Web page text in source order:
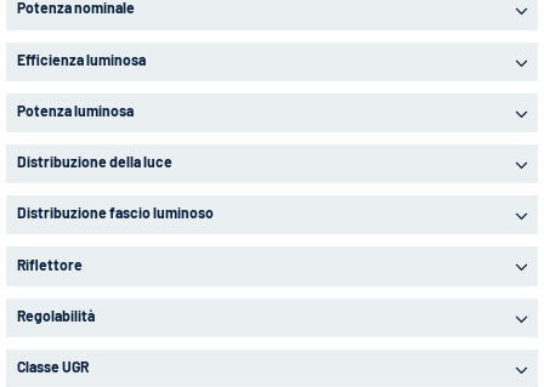
Potenza nominale
Efficienza luminosa
Potenza luminosa
Distribuzione della luce
Distribuzione fascio luminoso
Riflettore
Regolabilità
Classe UGR